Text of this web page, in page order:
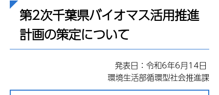
第2次千葉県バイオマス活用推進
計画の策定について
発表日：令和6年6月14日
環境生活部循環型社会推進課